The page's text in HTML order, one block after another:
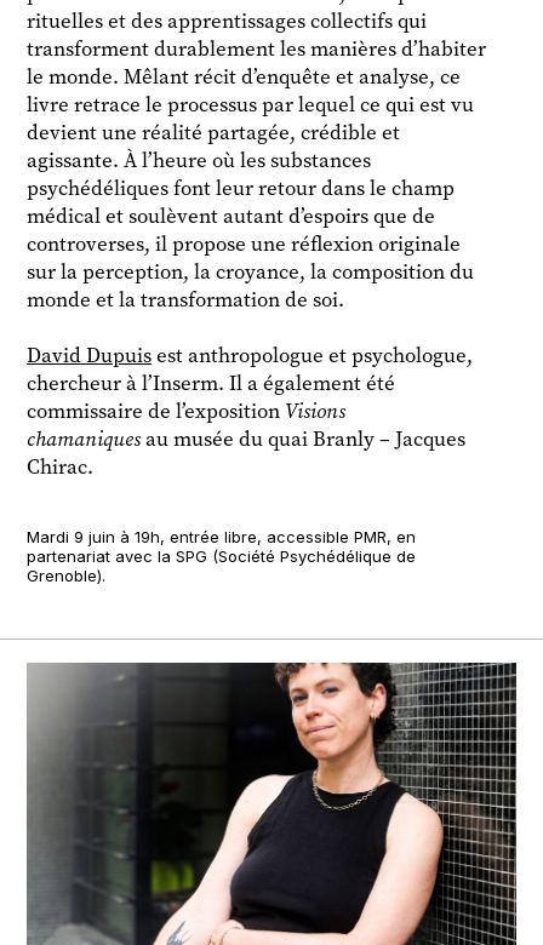
rituelles et des apprentissages collectifs qui
transforment durablement les manières d’habiter
le monde. Mêlant récit d’enquête et analyse, ce
livre retrace le processus par lequel ce qui est vu
devient une réalité partagée, crédible et
agissante. À l’heure où les substances
psychédéliques font leur retour dans le champ
médical et soulèvent autant d’espoirs que de
controverses, il propose une réflexion originale
sur la perception, la croyance, la composition du
monde et la transformation de soi.
David Dupuisest anthropologue et psychologue,
chercheur à l’Inserm. Il a également été
commissaire de l’exposition Visions
chamaniquesau musée du quai Branly – Jacques
Chirac.
Mardi 9 juin à 19h, entrée libre, accessible PMR, en
partenariat avec la SPG (Société Psychédélique de
Grenoble).